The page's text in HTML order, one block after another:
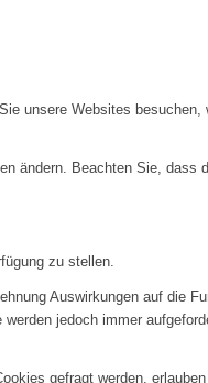
unsere Websites
ändern. Beachten Sie,
zu stellen.
Auswirkungen auf die
jedoch immer
gefragt werden,